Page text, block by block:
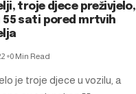
troje djece preživjelo,
55 sati pored mrtvih
0 Min Read
je troje djece u vozilu, a